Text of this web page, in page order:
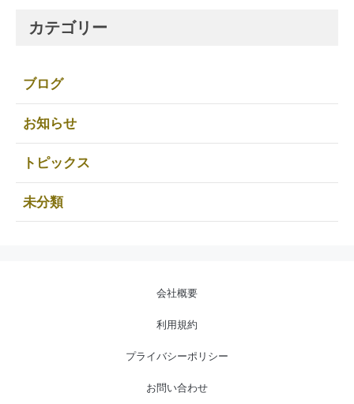
カテゴリー
ブログ
お知らせ
トピックス
未分類
会社概要
利用規約
プライバシーポリシー
お問い合わせ